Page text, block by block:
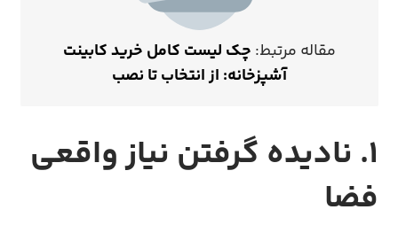
مقاله مرتبط: چک لیست کامل خرید کابینت
آشپزخانه: از انتخاب تا نصب
۱. نادیده گرفتن نیاز واقعی
فضا